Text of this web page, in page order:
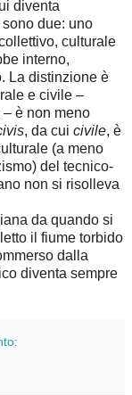
diventa
due: uno
culturale
interno,
La distinzione è
e civile –
è non meno
, da cui civile, è
(a meno
del tecnico-
non si risolleva
da quando si
il fiume torbido
dalla
diventa sempre